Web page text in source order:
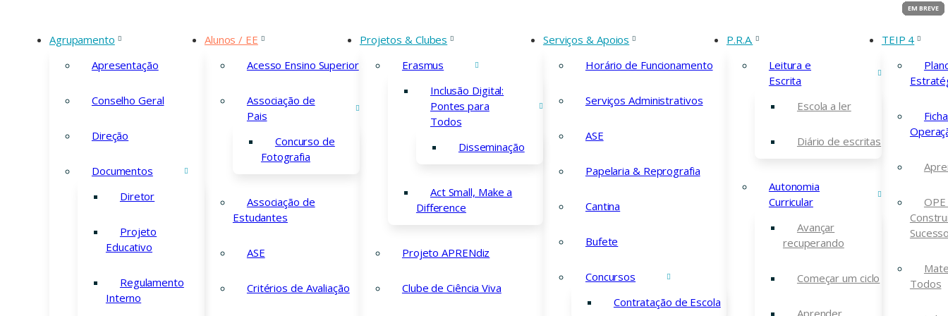
Agrupamento
Apresentação
Conselho Geral
Direção
Documentos
Diretor
Projeto
Educativo
Regulamento
Interno
Alunos / EE
Acesso Ensino Superior
Associação de
Pais
Concurso de
Fotografia
Associação de
Estudantes
ASE
Critérios de Avaliação
Projetos & Clubes
Erasmus
Inclusão Digital:
Pontes para
Todos
Disseminação
Act Small, Make a
Difference
Projeto APRENdiz
Clube de Ciência Viva
Serviços & Apoios
Horário de Funcionamento
Serviços Administrativos
ASE
Papelaria & Reprografia
Cantina
Bufete
Concursos
Contratação de Escola
P.R.A.
Leitura e
Escrita
Escola a ler
Diário de escritas
Autonomia
Curricular
Avançar
recuperando
Começar um ciclo
Aprender
TEIP 4
OPE
Todos
Matrículas 2026/2027
O pedido de matrícula ou de renovação de matrícula efetua-se preferencialmente